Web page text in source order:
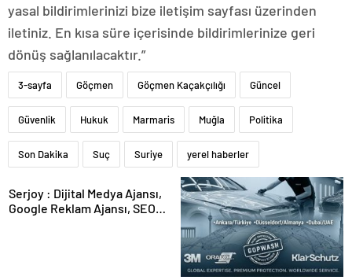
yasal bildirimlerinizi bize iletişim sayfası üzerinden
iletiniz. En kısa süre içerisinde bildirimlerinize geri
dönüş sağlanılacaktır.”
3-sayfa Göçmen Göçmen Kaçakçılığı Güncel
Güvenlik Hukuk Marmaris Muğla Politika
Son Dakika Suç Suriye yerel haberler
Serjoy : Dijital Medya Ajansı,
Google Reklam Ajansı, SEO